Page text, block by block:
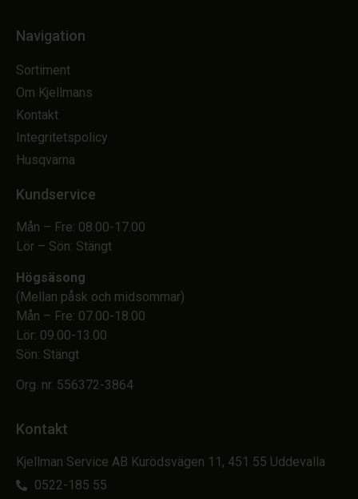
Navigation
Sortiment
Om Kjellmans
Kontakt
Integritetspolicy
Husqvarna
Kundservice
Mån – Fre: 08.00-17.00
Lör – Sön: Stängt
Högsäsong
(Mellan påsk och midsommar)
Mån – Fre: 07.00-18.00
Lör: 09.00-13.00
Sön: Stängt
Org. nr. 556372-3864
Kontakt
Kjellman Service AB Kurödsvägen 11, 451 55 Uddevalla
0522-185 55